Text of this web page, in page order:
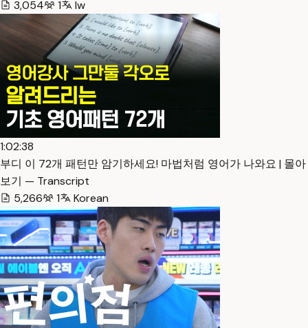
3,054 1 Iw
1:02:38
부디 이 72개 패턴만 암기하세요! 마법처럼 영어가 나와요 | 몰아
보기 — Transcript
5,266
1 Korean